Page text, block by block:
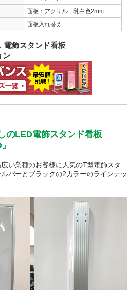
面板：アクリル 乳白色2mm
面板入れ替え
電飾スタンド看板
ン
のLED電飾スタンド看板
い業種のお客様に人気のT型電飾スタ
バーとブラックの2カラーのラインナッ